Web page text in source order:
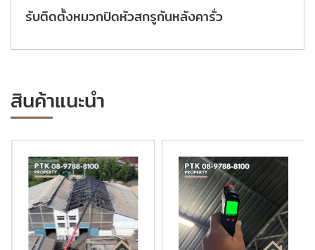
รับติดตั้งหมวกปิดหัวสกรูกันหลังคารั่ว
สินค้าแนะนำ